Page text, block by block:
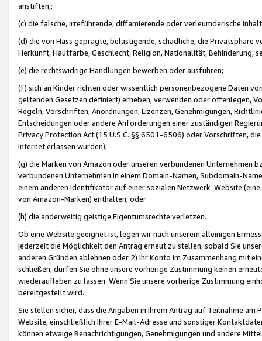
anstiften,;
(c) die falsche, irreführende, diffamierende oder verleumderische
(d) die von Hass geprägte, belästigende, schädliche, die Privatsphäre
Herkunft, Hautfarbe, Geschlecht, Religion, Nationalität, Behinderung,
(e) die rechtswidrige Handlungen bewerben oder ausführen;
(f) sich an Kinder richten oder wissentlich personenbezogene Daten
geltenden Gesetzen definiert) erheben, verwenden oder offenlegen,
Regeln, Vorschriften, Anordnungen, Lizenzen, Genehmigungen,
Entscheidungen oder andere Anforderungen einer zuständigen
Privacy Protection Act (15 U.S.C. §§ 6501-6506) oder Vorschriften,
Internet erlassen wurden);
(g) die Marken von Amazon oder unseren verbundenen Unternehmen
verbundenen Unternehmen in einem Domain-Namen, Subdomain-
einem anderen Identifikator auf einer sozialen Netzwerk-Website
von Amazon-Marken) enthalten; oder
(h) die anderweitig geistige Eigentumsrechte verletzen.
Ob eine Website geeignet ist, legen wir nach unserem alleinigen
jederzeit die Möglichkeit den Antrag erneut zu stellen, sobald Sie
anderen Gründen ablehnen oder 2) Ihr Konto im Zusammenhang mit
schließen, dürfen Sie ohne unsere vorherige Zustimmung keinen
wiederaufleben zu lassen. Wenn Sie unsere vorherige Zustimmung
bereitgestellt wird.
Sie stellen sicher, dass die Angaben in Ihrem Antrag auf Teilnahme
Website, einschließlich Ihrer E-Mail-Adresse und sonstiger
können etwaige Benachrichtigungen, Genehmigungen und andere